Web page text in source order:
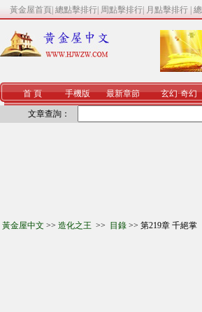
黃金屋首頁 總點擊排行 周點擊排行 月點擊排行
首 頁 手機版 最新章節 玄幻·奇幻
文章查詢：
黃金屋中文 >> 造化之王 >> 目錄 >> 第219章 千絕掌